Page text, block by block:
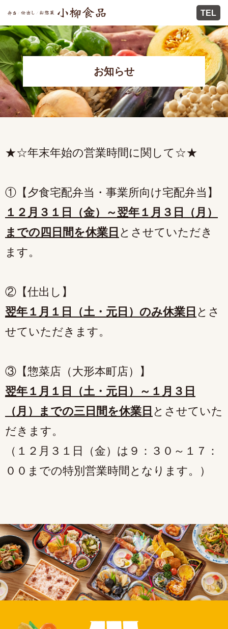
TEL
お知らせ
★☆年末年始の営業時間に関して☆★
①【夕食宅配弁当・事業所向け宅配弁当】
１２月３１日（金）～翌年１月３日（月）
までの四日間を休業日 とさせていただき
ます。
②【仕出し】
翌年１月１日（土・元日）のみ休業日 とさ
せていただきます。
③【惣菜店（大形本町店）】
翌年１月１日（土・元日）～１月３日
（月）までの三日間を休業日 とさせていた
だきます。
（１２月３１日（金）は９：３０～１７：
００までの特別営業時間となります。）